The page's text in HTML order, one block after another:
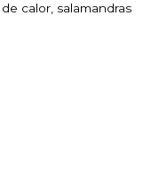
calor, salamandras